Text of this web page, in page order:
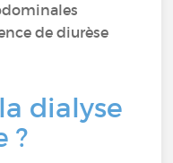
de diurèse
dialyse
?